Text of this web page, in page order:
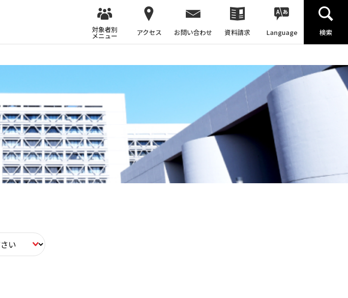
対象者別
メニュー アクセス お問い合わせ 資料請求 Language 検索